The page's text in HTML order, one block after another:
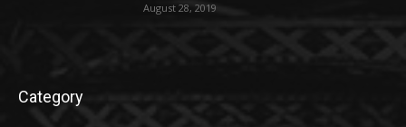
August 28, 2019
Category